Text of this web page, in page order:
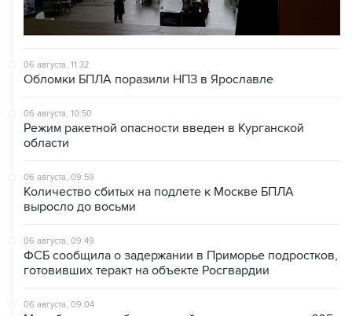
06 августа, 11:32
Обломки БПЛА поразили НПЗ в Ярославле
06 августа, 10:50
Режим ракетной опасности введен в Курганской
области
06 августа, 09:59
Количество сбитых на подлете к Москве БПЛА
выросло до восьми
06 августа, 09:49
ФСБ сообщила о задержании в Приморье подростков,
готовивших теракт на объекте Росгвардии
06 августа, 09:04